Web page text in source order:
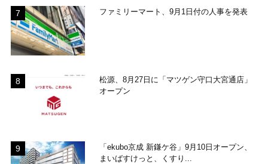
ファミリーマート、9月1日付の人事を発表
松源、8月27日に「マツゲン守口大宮通店」
オープン
「ekubo京成 新鎌ケ谷」9月10日オープン、
まいばすけっと、くすり...